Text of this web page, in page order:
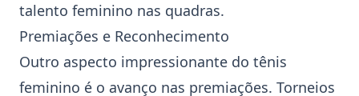
talento feminino nas quadras.
Premiações e Reconhecimento
Outro aspecto impressionante do tênis
feminino é o avanço nas premiações. Torneios